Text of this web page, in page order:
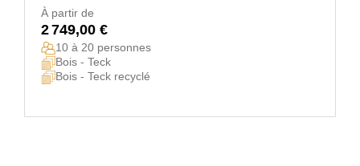
À partir de
2 749,00 €
10 à 20 personnes
Bois - Teck
Bois - Teck recyclé